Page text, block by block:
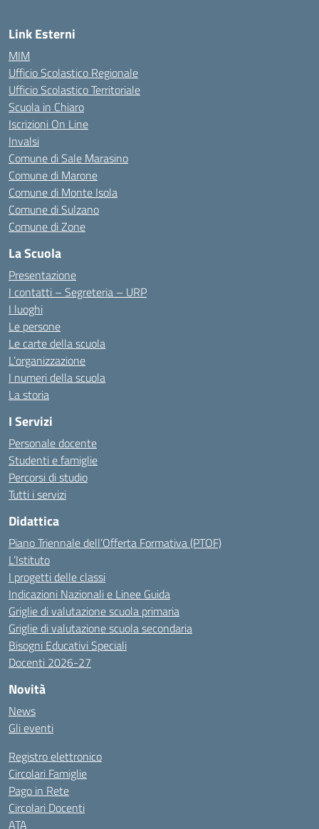
Link Esterni
MIM
Ufficio Scolastico Regionale
Ufficio Scolastico Territoriale
Scuola in Chiaro
Iscrizioni On Line
Invalsi
Comune di Sale Marasino
Comune di Marone
Comune di Monte Isola
Comune di Sulzano
Comune di Zone
La Scuola
Presentazione
I contatti – Segreteria – URP
I luoghi
Le persone
Le carte della scuola
L’organizzazione
I numeri della scuola
La storia
I Servizi
Personale docente
Studenti e famiglie
Percorsi di studio
Tutti i servizi
Didattica
Piano Triennale dell’Offerta Formativa (PTOF)
L’Istituto
I progetti delle classi
Indicazioni Nazionali e Linee Guida
Griglie di valutazione scuola primaria
Griglie di valutazione scuola secondaria
Bisogni Educativi Speciali
Docenti 2026-27
Novità
News
Gli eventi
Registro elettronico
Circolari Famiglie
Pago in Rete
Circolari Docenti
ATA